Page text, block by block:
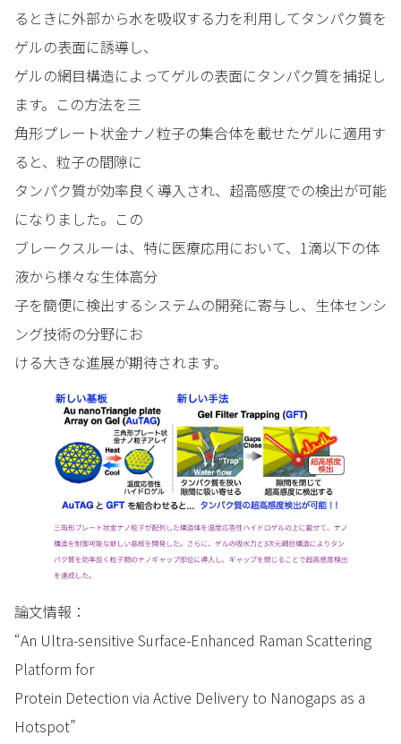
るときに外部から水を吸収する力を利用してタンパク質を
ゲルの表面に誘導し、
ゲルの網目構造によってゲルの表面にタンパク質を捕捉し
ます。この方法を三
角形プレート状金ナノ粒子の集合体を載せたゲルに適用す
ると、粒子の間隙に
タンパク質が効率良く導入され、超高感度での検出が可能
になりました。この
ブレークスルーは、特に医療応用において、1滴以下の体
液から様々な生体高分
子を簡便に検出するシステムの開発に寄与し、生体センシ
ング技術の分野にお
ける大きな進展が期待されます。
論文情報：
“An Ultra-sensitive Surface-Enhanced Raman Scattering
Platform for
Protein Detection via Active Delivery to Nanogaps as a
Hotspot”